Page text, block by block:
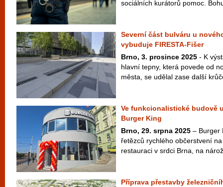
sociálních kurátorů pomoc.
Severní část bulváru u
vybuduje FIRESTA-Fišer
Brno, 3. prosince 2025 - K
hlavní tepny, která povede od
města, se udělal zase další
Ve funkcionalistické budově
Burger King
Brno, 29. srpna 2025 – Burger
řetězců rychlého občerstvení
restauraci v srdci Brna, na
Příprava přestavby